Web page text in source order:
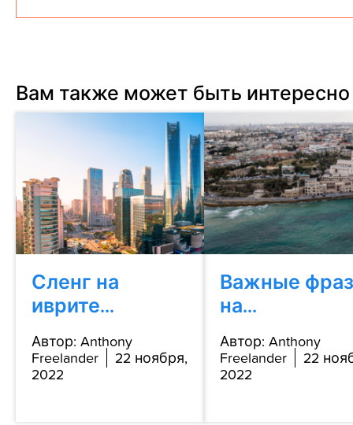
Вам также может быть интересно
Сленг на
иврите...
Автор: Anthony
Freelander
22 ноября,
2022
Важные
на...
Автор: Anthony
Freelander
22
2022